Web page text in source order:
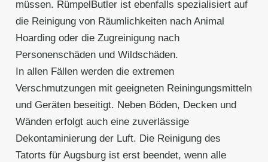
müssen. RümpelButler ist ebenfalls spezialisiert auf
die Reinigung von Räumlichkeiten nach Animal
Hoarding oder die Zugreinigung nach
Personenschäden und Wildschäden.
In allen Fällen werden die extremen
Verschmutzungen mit geeigneten Reiningungsmitteln
und Geräten beseitigt. Neben Böden, Decken und
Wänden erfolgt auch eine zuverlässige
Dekontaminierung der Luft. Die Reinigung des
Tatorts für Augsburg ist erst beendet, wenn alle